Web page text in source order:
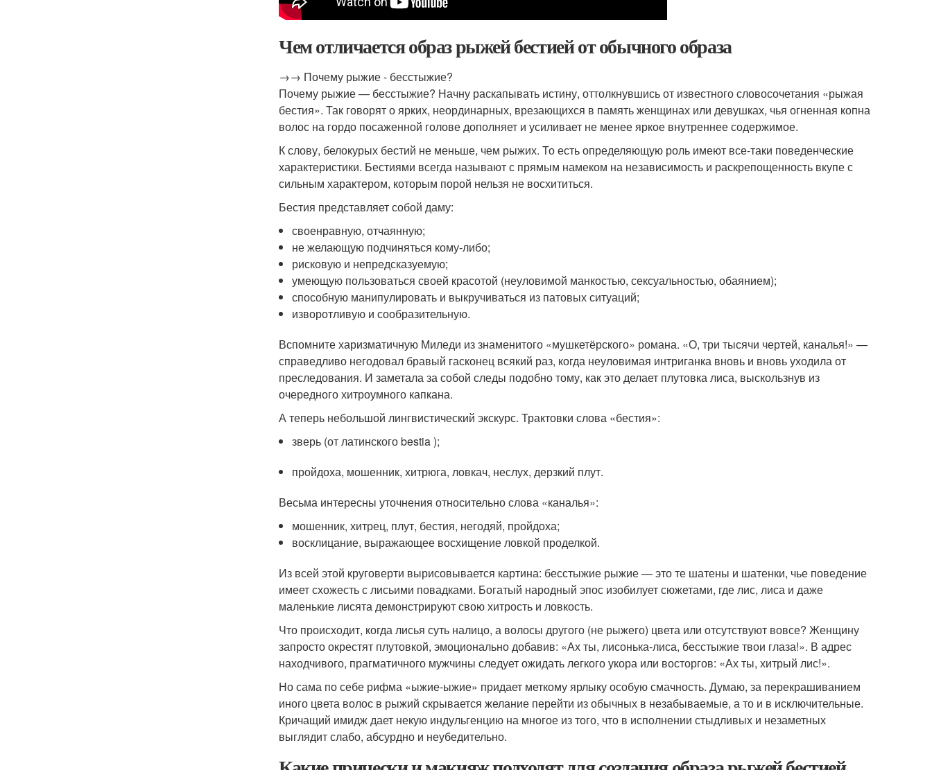
Чем отличается образ рыжей бестией от обычного образа
→→ Почему рыжие - бесстыжие?
Почему рыжие — бесстыжие? Начну раскапывать истину, оттолкнувшись от известного словосочетания «рыжая
бестия». Так говорят о ярких, неординарных, врезающихся в память женщинах или девушках, чья огненная копна
волос на гордо посаженной голове дополняет и усиливает не менее яркое внутреннее содержимое.
К слову, белокурых бестий не меньше, чем рыжих. То есть определяющую роль имеют все-таки поведенческие
характеристики. Бестиями всегда называют с прямым намеком на независимость и раскрепощенность вкупе с
сильным характером, которым порой нельзя не восхититься.
Бестия представляет собой даму:
своенравную, отчаянную;
не желающую подчиняться кому-либо;
рисковую и непредсказуемую;
умеющую пользоваться своей красотой (неуловимой манкостью, сексуальностью, обаянием);
способную манипулировать и выкручиваться из патовых ситуаций;
изворотливую и сообразительную.
Вспомните харизматичную Миледи из знаменитого «мушкетёрского» романа. «О, три тысячи чертей, каналья!» —
справедливо негодовал бравый гасконец всякий раз, когда неуловимая интриганка вновь и вновь уходила от
преследования. И заметала за собой следы подобно тому, как это делает плутовка лиса, выскользнув из
очередного хитроумного капкана.
А теперь небольшой лингвистический экскурс. Трактовки слова «бестия»:
зверь (от латинского bestia );
пройдоха, мошенник, хитрюга, ловкач, неслух, дерзкий плут.
Весьма интересны уточнения относительно слова «каналья»:
мошенник, хитрец, плут, бестия, негодяй, пройдоха;
восклицание, выражающее восхищение ловкой проделкой.
Из всей этой круговерти вырисовывается картина: бесстыжие рыжие — это те шатены и шатенки, чье поведение
имеет схожесть с лисьими повадками. Богатый народный эпос изобилует сюжетами, где лис, лиса и даже
маленькие лисята демонстрируют свою хитрость и ловкость.
Что происходит, когда лисья суть налицо, а волосы другого (не рыжего) цвета или отсутствуют вовсе? Женщину
запросто окрестят плутовкой, эмоционально добавив: «Ах ты, лисонька-лиса, бесстыжие твои глаза!». В адрес
находчивого, прагматичного мужчины следует ожидать легкого укора или восторгов: «Ах ты, хитрый лис!».
Но сама по себе рифма «ыжие-ыжие» придает меткому ярлыку особую смачность. Думаю, за перекрашиванием
иного цвета волос в рыжий скрывается желание перейти из обычных в незабываемые, а то и в исключительные.
Кричащий имидж дает некую индульгенцию на многое из того, что в исполнении стыдливых и незаметных
выглядит слабо, абсурдно и неубедительно.